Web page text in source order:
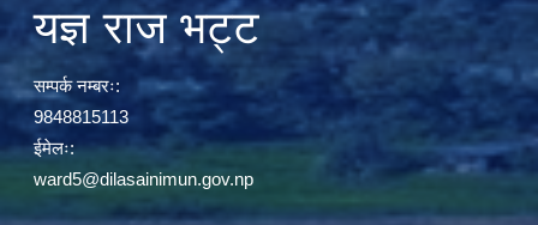
यज्ञ राज भट्ट
सम्पर्क नम्बरः:
9848815113
ईमेलः:
ward5@dilasainimun.gov.np